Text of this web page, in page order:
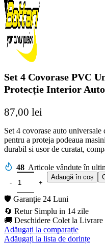
Set 4 Covorase PVC
Protecție Interior Auto
87,00 lei
Set 4 covorase auto
pentru a proteja podeaua
durabil si usor de curatat,
48 Articole vândute în
Adaugă în coș
🛡️ Garanție 24 Luni
🔄 Retur Simplu in 14 zile
🚚 Deschidere Colet la Livrare
Adăugați la comparație
Adăugați la lista de dorințe